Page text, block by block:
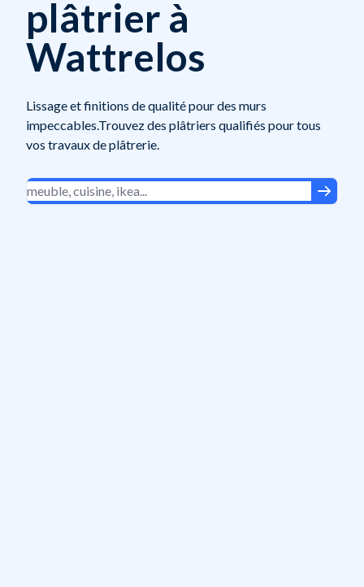
plâtrier à
Wattrelos
Lissage et finitions de qualité pour des murs
impeccables.Trouvez des plâtriers qualifiés pour tous
vos travaux de plâtrerie.